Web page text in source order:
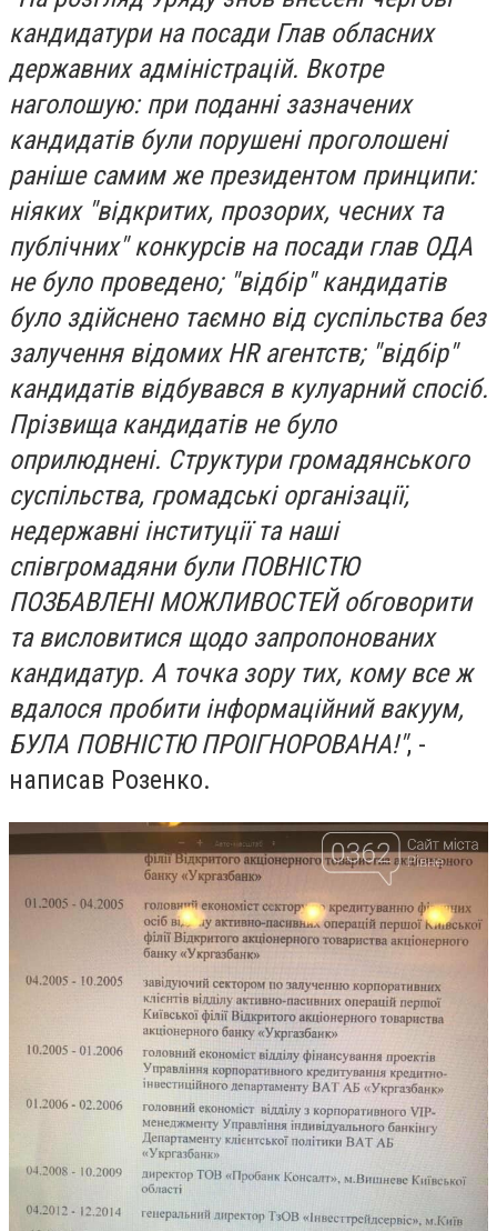
кандидатури на посади Глав обласних
державних адміністрацій. Вкотре
наголошую: при поданні зазначених
кандидатів були порушені проголошені
раніше самим же президентом принципи:
ніяких "відкритих, прозорих, чесних та
публічних" конкурсів на посади глав ОДА
не було проведено; "відбір" кандидатів
було здійснено таємно від суспільства без
залучення відомих HR агентств; "відбір"
кандидатів відбувався в кулуарний спосіб.
Прізвища кандидатів не було
оприлюднені. Структури громадянського
суспільства, громадські організації,
недержавні інституції та наші
співгромадяни були ПОВНІСТЮ
ПОЗБАВЛЕНІ МОЖЛИВОСТЕЙ обговорити
та висловитися щодо запропонованих
кандидатур. А точка зору тих, кому все ж
вдалося пробити інформаційний вакуум,
БУЛА ПОВНІСТЮ ПРОІГНОРОВАНА!", -
написав Розенко.